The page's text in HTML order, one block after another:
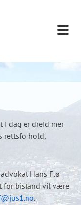
i dag er dreid mer
rettsforhold,
Hans Flø
for bistand vil være
.